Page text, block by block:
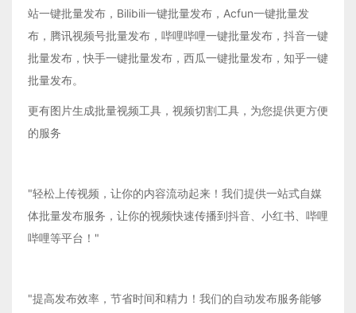
站一键批量发布，Bilibili一键批量发布，Acfun一键批量发
布，腾讯视频号批量发布，哔哩哔哩一键批量发布，抖音一键
批量发布，快手一键批量发布，西瓜一键批量发布，知乎一键
批量发布。
更有图片生成批量视频工具，视频切割工具，为您提供更方便
的服务
"轻松上传视频，让你的内容流动起来！我们提供一站式自媒
体批量发布服务，让你的视频快速传播到抖音、小红书、哔哩
哔哩等平台！"
"提高发布效率，节省时间和精力！我们的自动发布服务能够